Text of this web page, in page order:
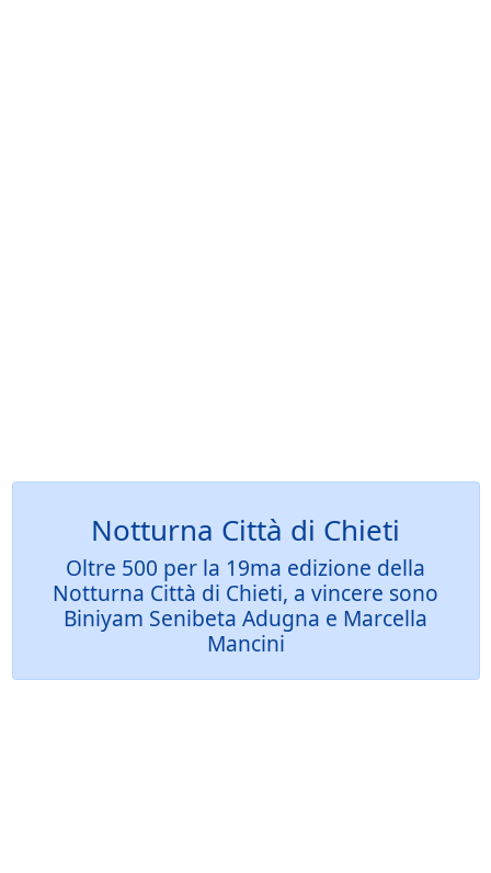
Notturna Città di Chieti
Oltre 500 per la 19ma edizione della
Notturna Città di Chieti, a vincere sono
Biniyam Senibeta Adugna e Marcella
Mancini